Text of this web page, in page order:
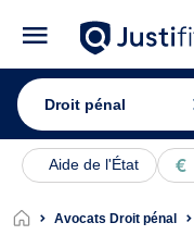
Aide de l'État
Avocats Droit pénal